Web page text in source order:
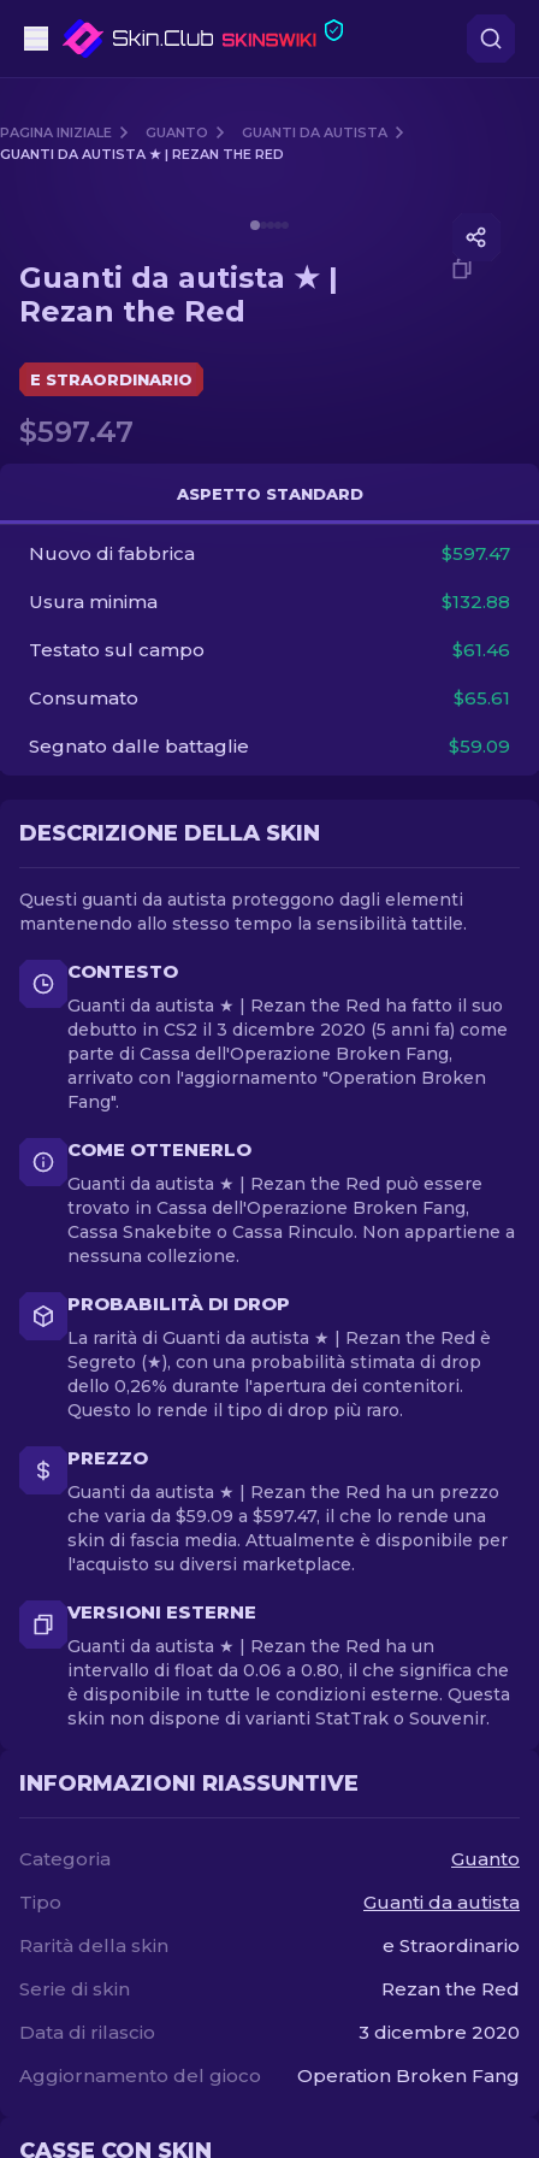
Fascia media
Fucile di precisione
Guanto
Altro
IT
PAGINA INIZIALE GUANTO
GUANTI DA AUTISTA
GUANTI DA AUTISTA ★ | REZAN THE RED
Guanti da autista ★ |
Rezan the Red
E STRAORDINARIO
$597.47
ASPETTO STANDARD
Nuovo di fabbrica $597.47
Usura minima $132.88
Testato sul campo $61.46
Consumato $65.61
Segnato dalle battaglie $59.09
DESCRIZIONE DELLA SKIN
Questi guanti da autista proteggono dagli elementi
mantenendo allo stesso tempo la sensibilità tattile.
CONTESTO
Guanti da autista ★ | Rezan the Red ha fatto il suo
debutto in CS2 il 3 dicembre 2020 (5 anni fa) come
parte di Cassa dell'Operazione Broken Fang,
arrivato con l'aggiornamento "Operation Broken
Fang".
COME OTTENERLO
Guanti da autista ★ | Rezan the Red può essere
trovato in Cassa dell'Operazione Broken Fang,
Cassa Snakebite o Cassa Rinculo. Non appartiene a
nessuna collezione.
PROBABILITÀ DI DROP
La rarità di Guanti da autista ★ | Rezan the Red è
Segreto (★), con una probabilità stimata di drop
dello 0,26% durante l'apertura dei contenitori.
Questo lo rende il tipo di drop più raro.
PREZZO
Guanti da autista ★ | Rezan the Red ha un prezzo
che varia da $59.09 a $597.47, il che lo rende una
skin di fascia media. Attualmente è disponibile per
l'acquisto su diversi marketplace.
VERSIONI ESTERNE
Guanti da autista ★ | Rezan the Red ha un
intervallo di float da 0.06 a 0.80, il che significa che
è disponibile in tutte le condizioni esterne. Questa
skin non dispone di varianti StatTrak o Souvenir.
INFORMAZIONI RIASSUNTIVE
Categoria
Guanto
Tipo
Guanti da autista
Rarità della skin
e Straordinario
Serie di skin
Rezan the Red
Data di rilascio
3 dicembre 2020
Aggiornamento del gioco
Operation Broken Fang
CASSE CON SKIN